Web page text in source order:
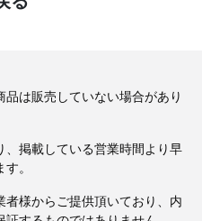
は販売していない場合があり
掲載している営業時間より早
。
様からご提供頂いており、内